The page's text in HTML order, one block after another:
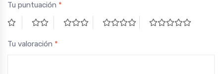
Tu puntuación *
Tu valoración *